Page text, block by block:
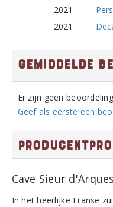
2021
2021
Gemiddelde
Er zijn geen
Geef als eerste een
Cave Sieur d'Arques
In het heerlijke Franse